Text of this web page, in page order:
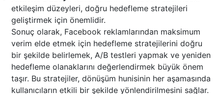
etkileşim düzeyleri, doğru hedefleme stratejileri
geliştirmek için önemlidir.
Sonuç olarak, Facebook reklamlarından maksimum
verim elde etmek için hedefleme stratejilerini doğru
bir şekilde belirlemek, A/B testleri yapmak ve yeniden
hedefleme olanaklarını değerlendirmek büyük önem
taşır. Bu stratejiler, dönüşüm hunisinin her aşamasında
kullanıcıların etkili bir şekilde yönlendirilmesini sağlar.